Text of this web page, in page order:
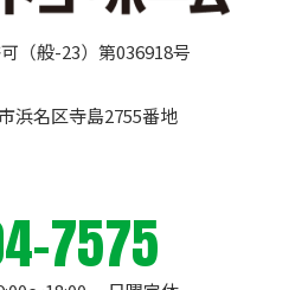
（般-23）第036918号
浜名区寺島2755番地
7575